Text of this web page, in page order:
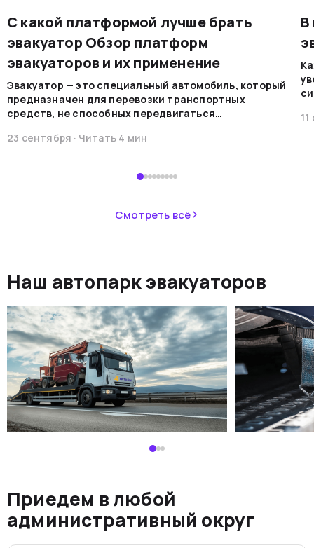
С какой платформой лучше брать
эвакуатор Обзор платформ
эвакуаторов и их применение
Эвакуатор — это специальный автомобиль, который
предназначен для перевозки транспортных
средств, не способных передвигаться
машины обеспечивают безопасную
23 сентября · Читать 4 мин
В
Смотреть всё
Наш автопарк эвакуаторов
Приедем в любой
административный округ